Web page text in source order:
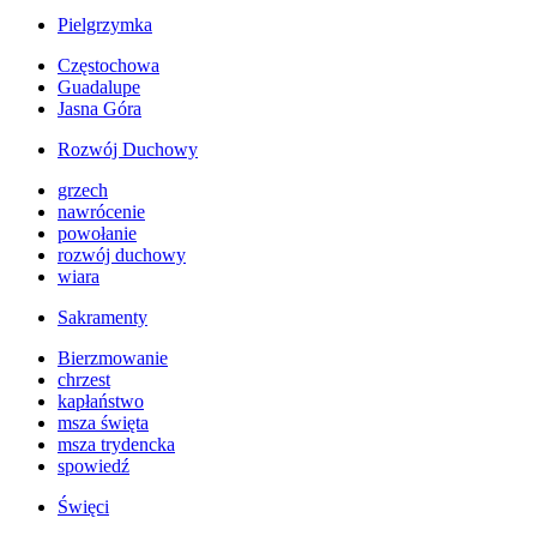
Pielgrzymka
Częstochowa
Guadalupe
Jasna Góra
Rozwój Duchowy
grzech
nawrócenie
powołanie
rozwój duchowy
wiara
Sakramenty
Bierzmowanie
chrzest
kapłaństwo
msza święta
msza trydencka
spowiedź
Święci